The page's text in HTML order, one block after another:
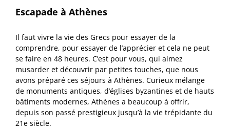
Escapade à Athènes
Il faut vivre la vie des Grecs pour essayer de la
comprendre, pour essayer de l’apprécier et cela ne peut
se faire en 48 heures. C’est pour vous, qui aimez
musarder et découvrir par petites touches, que nous
avons préparé ces séjours à Athènes. Curieux mélange
de monuments antiques, d’églises byzantines et de hauts
bâtiments modernes, Athènes a beaucoup à offrir,
depuis son passé prestigieux jusqu’à la vie trépidante du
21e siècle.